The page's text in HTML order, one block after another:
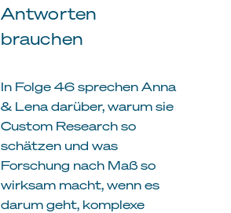
Antworten
brauchen
In Folge 46 sprechen Anna
& Lena darüber, warum sie
Custom Research so
schätzen und was
Forschung nach Maß so
wirksam macht, wenn es
darum geht, komplexe